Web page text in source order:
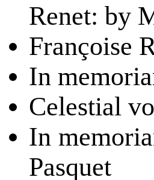
Renet: by
Françoise
In
Celestial
In
Pasquet